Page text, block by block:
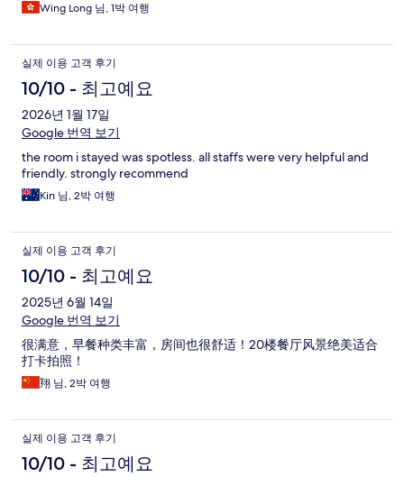
Wing Long 님, 1박 여행
실제 이용 고객 후기
10/10 - 최고예요
2026년 1월 17일
Google 번역 보기
the room i stayed was spotless. all staffs were very helpful and
friendly. strongly recommend
Kin 님, 2박 여행
실제 이용 고객 후기
10/10 - 최고예요
2025년 6월 14일
Google 번역 보기
很满意，早餐种类丰富，房间也很舒适！20楼餐厅风景绝美适合
打卡拍照！
翔 님, 2박 여행
실제 이용 고객 후기
10/10 - 최고예요